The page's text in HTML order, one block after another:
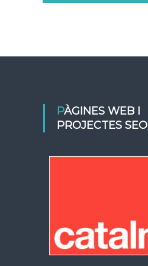
PÀGINES WEB I
PROJECTES SEO